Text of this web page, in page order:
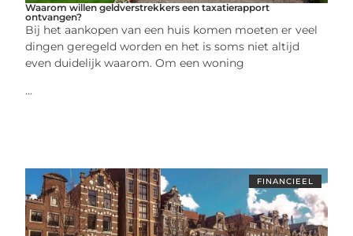
Waarom willen geldverstrekkers een taxatierapport
ontvangen?
Bij het aankopen van een huis komen moeten er veel
dingen geregeld worden en het is soms niet altijd
even duidelijk waarom. Om een woning
...
FINANCIEEL